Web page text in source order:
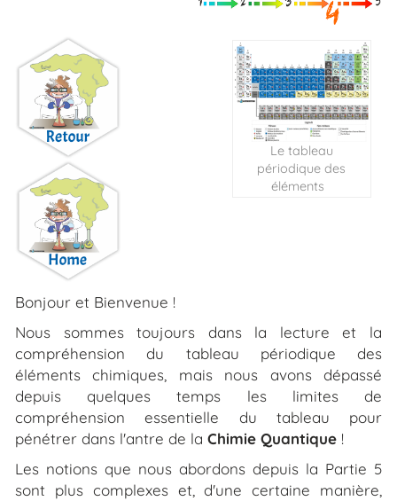
Le tableau
périodique des
éléments
Bonjour et Bienvenue !
Nous sommes toujours dans la lecture et la
compréhension du tableau périodique des
éléments chimiques, mais nous avons dépassé
depuis quelques temps les limites de
compréhension essentielle du tableau pour
pénétrer dans l'antre de la Chimie Quantique !
Les notions que nous abordons depuis la Partie 5
sont plus complexes et, d'une certaine manière,